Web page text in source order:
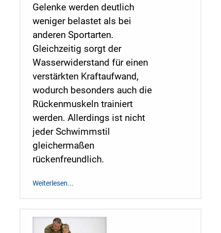
Gelenke werden deutlich
weniger belastet als bei
anderen Sportarten.
Gleichzeitig sorgt der
Wasserwiderstand für einen
verstärkten Kraftaufwand,
wodurch besonders auch die
Rückenmuskeln trainiert
werden. Allerdings ist nicht
jeder Schwimmstil
gleichermaßen
rückenfreundlich.
Weiterlesen...